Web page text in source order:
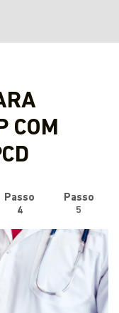
COM
Passo
4
Passo
5